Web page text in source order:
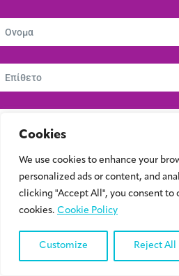
Cookies
We use cookies to enhance your
personalized ads or content, and
clicking "Accept All", you consent to
cookies. Cookie Policy
Customize Reject All
Εγγραφείτε